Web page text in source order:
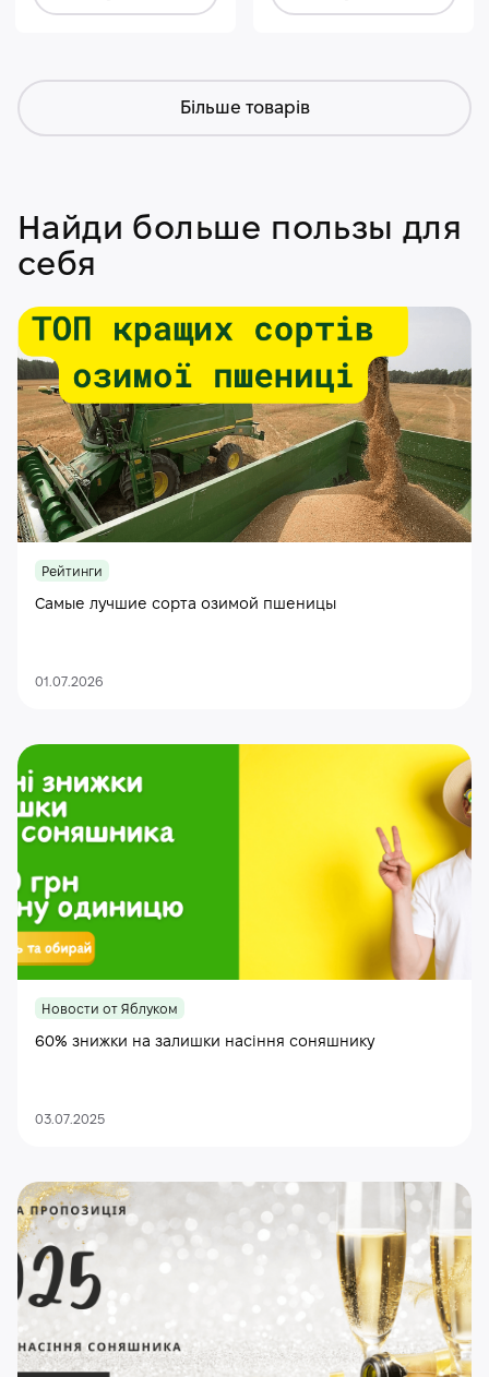
Більше товарів
Найди больше пользы для
себя
Рейтинги
Самые лучшие сорта озимой пшеницы
01.07.2026
Новости от Яблуком
60% знижки на залишки насіння соняшнику
03.07.2025